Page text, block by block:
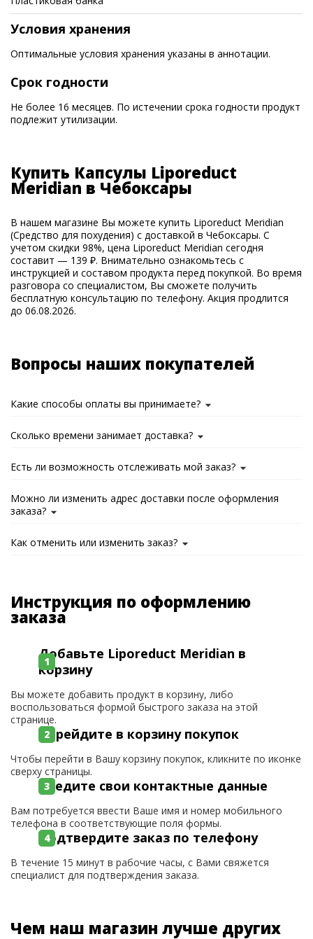
Условия хранения
Оптимальные условия хранения указаны в аннотации.
Срок годности
Не более 16 месяцев. По истечении срока годности продукт
подлежит утилизации.
Купить Капсулы Liporeduct
Meridian в Чебоксары
В нашем магазине Вы можете купить Liporeduct Meridian
(Средство для похудения) с доставкой в Чебоксары. С
учетом скидки 98%, цена Liporeduct Meridian сегодня
составит — 139 ₽. Внимательно ознакомьтесь с
инструкцией и составом продукта перед покупкой. Во время
разговора со специалистом, Вы сможете получить
бесплатную консультацию по телефону. Акция продлится
до 06.08.2026.
Вопросы наших покупателей
Какие способы оплаты вы принимаете?
Сколько времени занимает доставка?
Есть ли возможность отслеживать мой заказ?
Можно ли изменить адрес доставки после оформления
заказа?
Как отменить или изменить заказ?
Инструкция по оформлению
заказа
Добавьте Liporeduct Meridian в
корзину
Вы можете добавить продукт в корзину, либо
воспользоваться формой быстрого заказа на этой
странице.
Перейдите в корзину покупок
Чтобы перейти в Вашу корзину покупок, кликните по иконке
сверху страницы.
Введите свои контактные данные
Вам потребуется ввести Ваше имя и номер мобильного
телефона в соответствующие поля формы.
Подтвердите заказ по телефону
В течение 15 минут в рабочие часы, с Вами свяжется
специалист для подтверждения заказа.
Чем наш магазин лучше других